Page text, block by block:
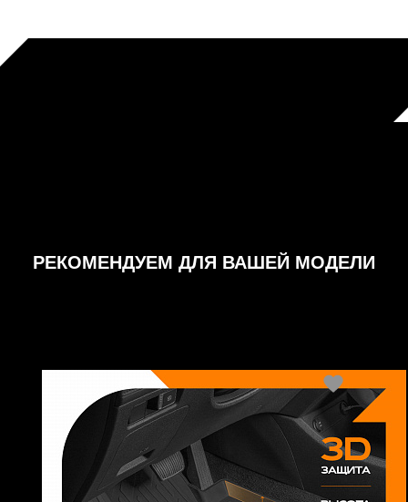
РЕКОМЕНДУЕМ ДЛЯ ВАШЕЙ МОДЕЛИ